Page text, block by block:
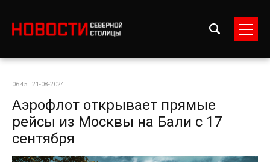
06:45 | 21-08-2024
Аэрофлот открывает прямые
рейсы из Москвы на Бали с 17
сентября